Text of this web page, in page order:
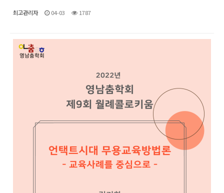
최고관리자 04-03 1787